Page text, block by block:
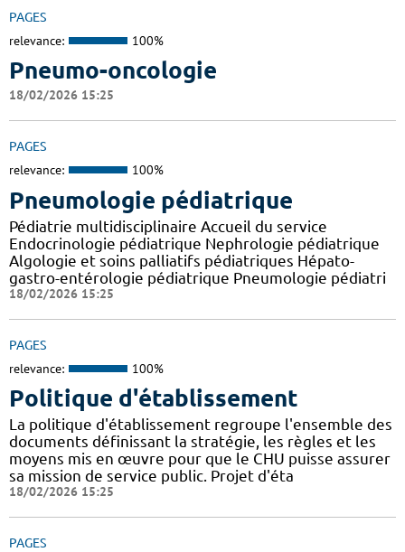
PAGES
relevance: 100%
Pneumo-oncologie
18/02/2026 15:25
PAGES
relevance: 100%
Pneumologie pédiatrique
Pédiatrie multidisciplinaire Accueil du service
Endocrinologie pédiatrique Nephrologie pédiatrique
Algologie et soins palliatifs pédiatriques Hépato-
gastro-entérologie pédiatrique Pneumologie pédiatri
18/02/2026 15:25
PAGES
relevance: 100%
Politique d'établissement
La politique d'établissement regroupe l'ensemble des
documents définissant la stratégie, les règles et les
moyens mis en œuvre pour que le CHU puisse assurer
sa mission de service public. Projet d'éta
18/02/2026 15:25
PAGES